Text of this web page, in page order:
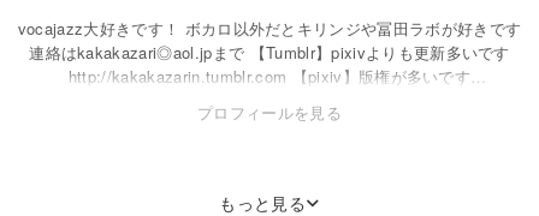
vocajazz大好きです！ ボカロ以外だとキリンジや冨田ラボが好きです
連絡はkakakazari◎aol.jpまで 【Tumblr】pixivよりも更新多いです
http://kakakazarin.tumblr.com 【pixiv】版権が多いです
http://www.pixiv.net/member.php?id=1317818 2014年春までは受験生
です
プロフィールを見る
もっと見る